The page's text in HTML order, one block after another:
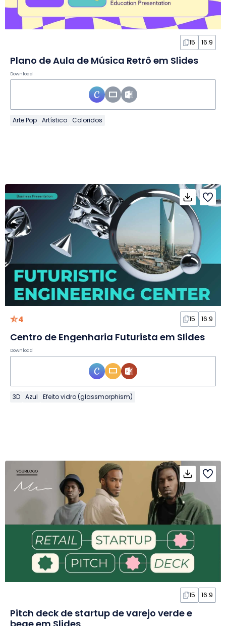
15 16:9
Plano de Aula de Música Retrô em Slides
Download
Arte Pop Artístico Coloridos
4 15 16:9
Centro de Engenharia Futurista em Slides
Download
3D Azul Efeito vidro (glassmorphism)
15 16:9
Pitch deck de startup de varejo verde e